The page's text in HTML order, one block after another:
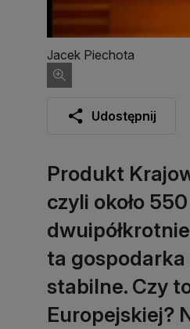
Jacek Piechota
Udostępnij
Produkt
czyli około
ta gospodarka
stabilne. Czy
Europejskiej?